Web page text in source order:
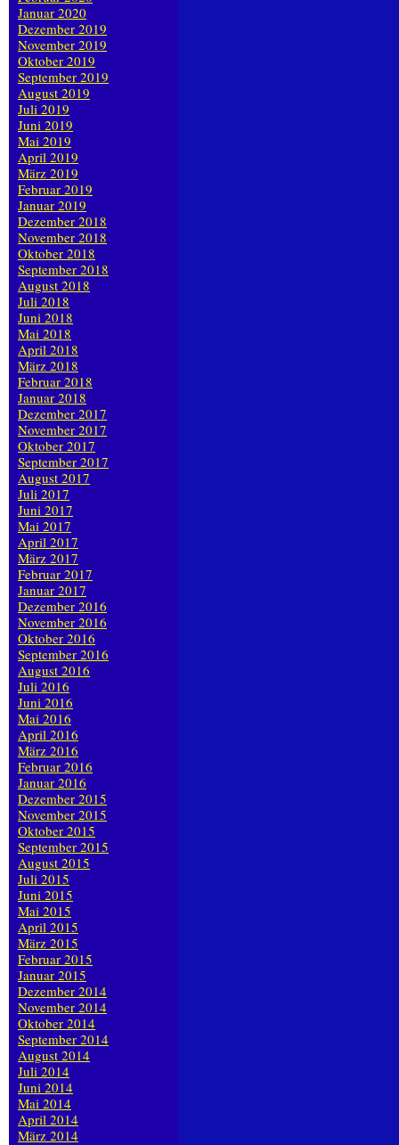
Januar 2020
Dezember 2019
November 2019
Oktober 2019
September 2019
August 2019
Juli 2019
Juni 2019
Mai 2019
April 2019
März 2019
Februar 2019
Januar 2019
Dezember 2018
November 2018
Oktober 2018
September 2018
August 2018
Juli 2018
Juni 2018
Mai 2018
April 2018
März 2018
Februar 2018
Januar 2018
Dezember 2017
November 2017
Oktober 2017
September 2017
August 2017
Juli 2017
Juni 2017
Mai 2017
April 2017
März 2017
Februar 2017
Januar 2017
Dezember 2016
November 2016
Oktober 2016
September 2016
August 2016
Juli 2016
Juni 2016
Mai 2016
April 2016
März 2016
Februar 2016
Januar 2016
Dezember 2015
November 2015
Oktober 2015
September 2015
August 2015
Juli 2015
Juni 2015
Mai 2015
April 2015
März 2015
Februar 2015
Januar 2015
Dezember 2014
November 2014
Oktober 2014
September 2014
August 2014
Juli 2014
Juni 2014
Mai 2014
April 2014
März 2014